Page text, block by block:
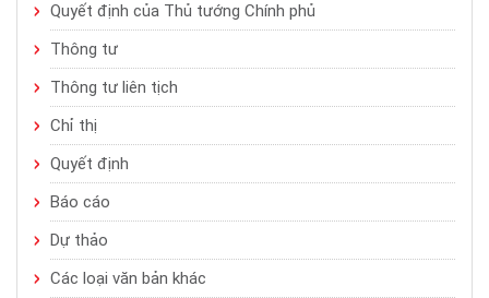
Quyết định của Thủ tướng Chính phủ
Thông tư
Thông tư liên tịch
Chỉ thị
Quyết định
Báo cáo
Dự thảo
Các loại văn bản khác